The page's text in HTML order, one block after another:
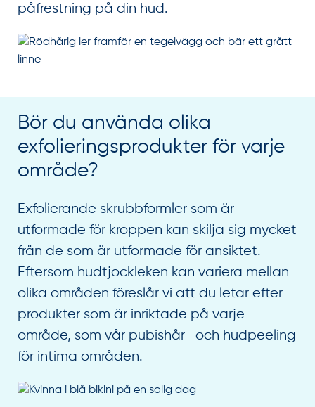
påfrestning på din hud.
Bör du använda olika
exfolieringsprodukter för varje
område?
Exfolierande skrubbformler som är
utformade för kroppen kan skilja sig mycket
från de som är utformade för ansiktet.
Eftersom hudtjockleken kan variera mellan
olika områden föreslår vi att du letar efter
produkter som är inriktade på varje
område, som vår pubishår- och hudpeeling
för intima områden.